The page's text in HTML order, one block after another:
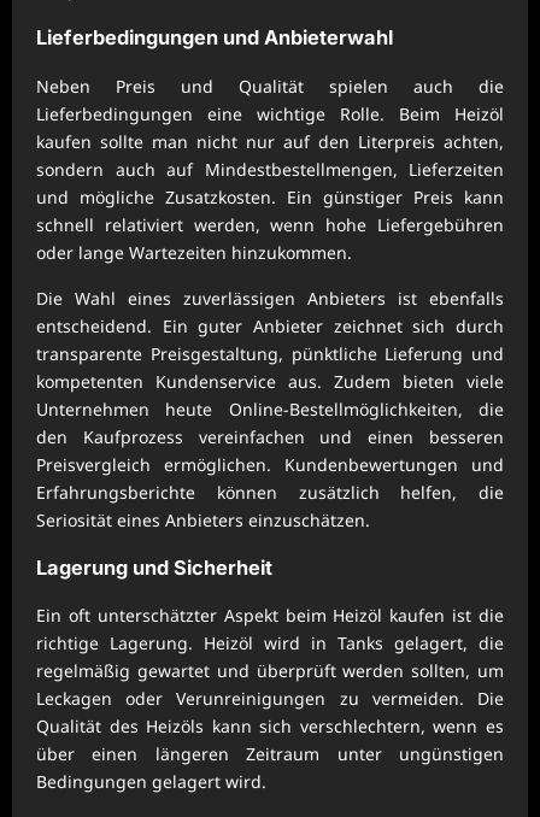
Lieferbedingungen und Anbieterwahl
Neben Preis und Qualität spielen auch die
Lieferbedingungen eine wichtige Rolle. Beim Heizöl
kaufen sollte man nicht nur auf den Literpreis achten,
sondern auch auf Mindestbestellmengen, Lieferzeiten
und mögliche Zusatzkosten. Ein günstiger Preis kann
schnell relativiert werden, wenn hohe Liefergebühren
oder lange Wartezeiten hinzukommen.
Die Wahl eines zuverlässigen Anbieters ist ebenfalls
entscheidend. Ein guter Anbieter zeichnet sich durch
transparente Preisgestaltung, pünktliche Lieferung und
kompetenten Kundenservice aus. Zudem bieten viele
Unternehmen heute Online-Bestellmöglichkeiten, die
den Kaufprozess vereinfachen und einen besseren
Preisvergleich ermöglichen. Kundenbewertungen und
Erfahrungsberichte können zusätzlich helfen, die
Seriosität eines Anbieters einzuschätzen.
Lagerung und Sicherheit
Ein oft unterschätzter Aspekt beim Heizöl kaufen ist die
richtige Lagerung. Heizöl wird in Tanks gelagert, die
regelmäßig gewartet und überprüft werden sollten, um
Leckagen oder Verunreinigungen zu vermeiden. Die
Qualität des Heizöls kann sich verschlechtern, wenn es
über einen längeren Zeitraum unter ungünstigen
Bedingungen gelagert wird.